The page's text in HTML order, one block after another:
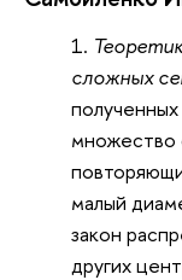
сложных
множество
малый
закон
других